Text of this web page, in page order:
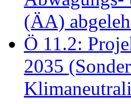
(ÄA)
Ö 11.2:
2035